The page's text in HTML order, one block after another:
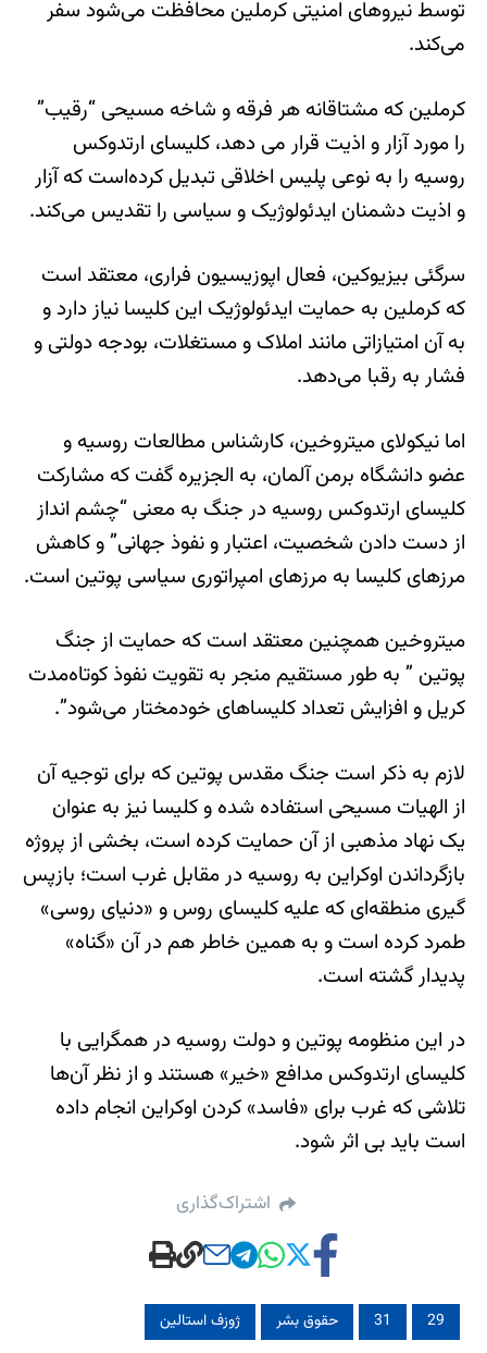
توسط نیروهای امنیتی کرملین محافظت می‌شود سفر
می‌کند.
کرملین که مشتاقانه هر فرقه و شاخه مسیحی “رقیب”
را مورد آزار و اذیت قرار می دهد، کلیسای ارتدوکس
روسیه را به نوعی پلیس اخلاقی تبدیل کرده‌است که آزار
و اذیت دشمنان ایدئولوژیک و سیاسی را تقدیس می‌کند.
سرگئی بیزیوکین، فعال اپوزیسیون فراری، معتقد است
که کرملین به حمایت ایدئولوژیک این کلیسا نیاز دارد و
به آن امتیازاتی مانند املاک و مستغلات، بودجه دولتی و
فشار به رقبا می‌دهد.
اما نیکولای میتروخین، کارشناس مطالعات روسیه و
عضو دانشگاه برمن آلمان، به الجزیره گفت که مشارکت
کلیسای ارتدوکس روسیه در جنگ به معنی “چشم انداز
از دست دادن شخصیت، اعتبار و نفوذ جهانی” و کاهش
مرزهای کلیسا به مرزهای امپراتوری سیاسی پوتین است.
میتروخین همچنین معتقد است که حمایت از جنگ
پوتین ” به طور مستقیم منجر به تقویت نفوذ کوتاه‌مدت
کریل و افزایش تعداد کلیساهای خودمختار می‌شود”.
لازم به ذکر است جنگ مقدس پوتین که برای توجیه آن
از الهیات مسیحی استفاده شده و کلیسا نیز به عنوان
یک نهاد مذهبی از آن حمایت کرده است، بخشی از پروژه
بازگرداندن اوکراین به روسیه در مقابل غرب است؛ بازپس
گیری منطقه‌ای که علیه کلیسای روس و «دنیای روسی»
طمرد کرده است و به همین خاطر هم در آن «گناه»
پدیدار گشته است.
در این منظومه پوتین و دولت روسیه در همگرایی با
کلیسای ارتدوکس مدافع «خیر» هستند و از نظر آن‌ها
تلاشی که غرب برای «فاسد» کردن اوکراین انجام داده
است باید بی اثر شود.
اشتراک‌گذاری
29
31 حقوق بشر ژوزف استالین